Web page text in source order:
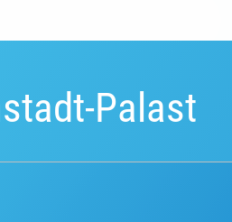
Palast